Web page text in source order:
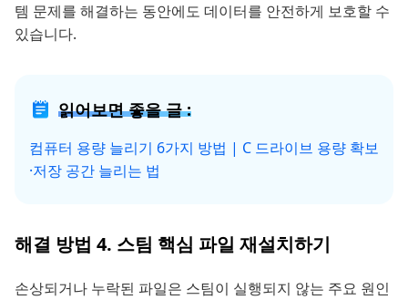
템 문제를 해결하는 동안에도 데이터를 안전하게 보호할 수
있습니다.
읽어보면 좋을 글 :
컴퓨터 용량 늘리기 6가지 방법 | C 드라이브 용량 확보
·저장 공간 늘리는 법
해결 방법 4. 스팀 핵심 파일 재설치하기
손상되거나 누락된 파일은 스팀이 실행되지 않는 주요 원인